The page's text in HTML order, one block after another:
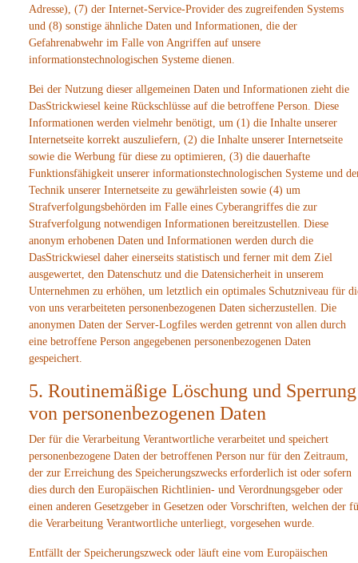
Adresse), (7) der Internet-Service-Provider des zugreifenden Systems
und (8) sonstige ähnliche Daten und Informationen, die der
Gefahrenabwehr im Falle von Angriffen auf unsere
informationstechnologischen Systeme dienen.
Bei der Nutzung dieser allgemeinen Daten und Informationen zieht die
DasStrickwiesel keine Rückschlüsse auf die betroffene Person. Diese
Informationen werden vielmehr benötigt, um (1) die Inhalte unserer
Internetseite korrekt auszuliefern, (2) die Inhalte unserer Internetseite
sowie die Werbung für diese zu optimieren, (3) die dauerhafte
Funktionsfähigkeit unserer informationstechnologischen Systeme und
Technik unserer Internetseite zu gewährleisten sowie (4) um
Strafverfolgungsbehörden im Falle eines Cyberangriffes die zur
Strafverfolgung notwendigen Informationen bereitzustellen. Diese
anonym erhobenen Daten und Informationen werden durch die
DasStrickwiesel daher einerseits statistisch und ferner mit dem Ziel
ausgewertet, den Datenschutz und die Datensicherheit in unserem
Unternehmen zu erhöhen, um letztlich ein optimales Schutzniveau für
von uns verarbeiteten personenbezogenen Daten sicherzustellen. Die
anonymen Daten der Server-Logfiles werden getrennt von allen durch
eine betroffene Person angegebenen personenbezogenen Daten
gespeichert.
5. Routinemäßige Löschung und Sperrung
von personenbezogenen Daten
Der für die Verarbeitung Verantwortliche verarbeitet und speichert
personenbezogene Daten der betroffenen Person nur für den Zeitraum,
der zur Erreichung des Speicherungszwecks erforderlich ist oder sofern
dies durch den Europäischen Richtlinien- und Verordnungsgeber oder
einen anderen Gesetzgeber in Gesetzen oder Vorschriften, welchen der
die Verarbeitung Verantwortliche unterliegt, vorgesehen wurde.
Entfällt der Speicherungszweck oder läuft eine vom Europäischen